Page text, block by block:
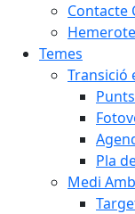
Contacte
Temes
Transició
Pla
Medi